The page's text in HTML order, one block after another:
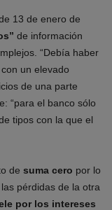
13 de enero de
de información
“Debía haber
un elevado
de una parte
“para el banco sólo
tipos con la que el
de suma cero por lo
pérdidas de la otra
por los intereses